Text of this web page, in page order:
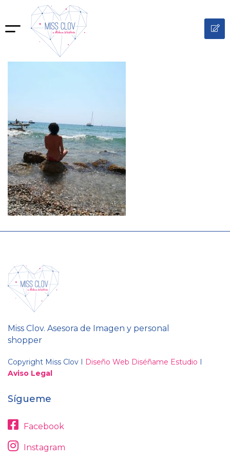
Miss Clov. Asesora de Imagen y personal
shopper
Copyright Miss Clov I Diseño Web Diséñame Estudio I
Aviso Legal
Sígueme
Facebook
Instagram